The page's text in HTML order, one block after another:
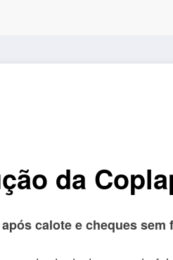
da
calote e cheques sem